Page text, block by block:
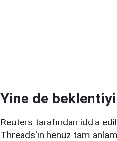
Yine de beklentiyi
Reuters tarafından iddia
Threads'in henüz tam